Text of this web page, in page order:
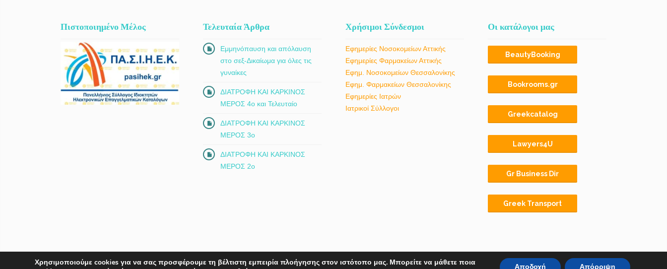
Πιστοποιημένο Μέλος Τελευταία Άρθρα
Εμμηνόπαυση και απόλαυση
στο σεξ-Δικαίωμα για όλες τις
γυναίκες
ΔΙΑΤΡΟΦΗ ΚΑΙ ΚΑΡΚΙΝΟΣ
ΜΕΡΟΣ 4ο και Τελευταίο
ΔΙΑΤΡΟΦΗ ΚΑΙ ΚΑΡΚΙΝΟΣ
ΜΕΡΟΣ 3ο
ΔΙΑΤΡΟΦΗ ΚΑΙ ΚΑΡΚΙΝΟΣ
ΜΕΡΟΣ 2ο
Χρήσιμοι Σύνδεσμοι
Εφημερίες Νοσοκομείων Αττικής
Εφημερίες Φαρμακείων Αττικής
Εφημ. Νοσοκομείων Θεσσαλονίκης
Εφημ. Φαρμακείων Θεσσαλονίκης
Εφημερίες Ιατρών
Ιατρικοί Σύλλογοι
Οι κατάλογοι μας
BeautyBooking
Bookrooms.gr
Greekcatalog
Lawyers4U
Gr Business Dir
Greek Transport
Αρχική BLOG ΟΡΟΙ ΧΡΗΣΗΣ
© 2018-2026 Copyright by Euro-Telecommerce IKE All rights reserved.
Χρησιμοποιούμε cookies για να σας προσφέρουμε τη βέλτιστη εμπειρία πλοήγησης στον ιστότοπο μας. Μπορείτε να μάθετε ποια
Αποδοχή Απόρριψη